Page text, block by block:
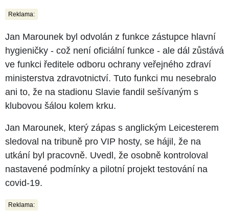
Reklama:
Jan Marounek byl odvolán z funkce zástupce hlavní
hygieničky - což není oficiální funkce - ale dál zůstává
ve funkci ředitele odboru ochrany veřejného zdraví
ministerstva zdravotnictví. Tuto funkci mu nesebralo
ani to, že na stadionu Slavie fandil sešívaným s
klubovou šálou kolem krku.
Jan Marounek, který zápas s anglickým Leicesterem
sledoval na tribuně pro VIP hosty, se hájil, že na
utkání byl pracovně. Uvedl, že osobně kontroloval
nastavené podmínky a pilotní projekt testování na
covid-19.
Reklama: